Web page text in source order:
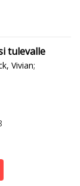
tulevalle
Vivian;